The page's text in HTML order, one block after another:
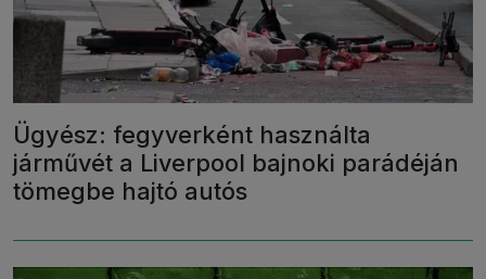
Ügyész: fegyverként használta
járművét a Liverpool bajnoki parádéján
tömegbe hajtó autós